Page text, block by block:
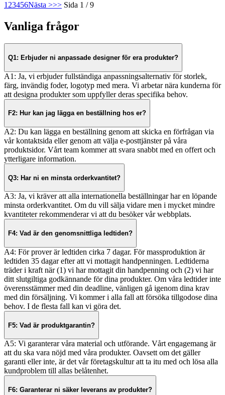
1 23456Nästa >>> Sida 1 / 9
Vanliga frågor
Q1: Erbjuder ni anpassade designer för era produkter?
A1: Ja, vi erbjuder fullständiga anpassningsalternativ för storlek,
färg, invändig foder, logotyp med mera. Vi arbetar nära kunderna för
att designa produkter som uppfyller deras specifika behov.
F2: Hur kan jag lägga en beställning hos er?
A2: Du kan lägga en beställning genom att skicka en förfrågan via
vår kontaktsida eller genom att välja e-posttjänster på våra
produktsidor. Vårt team kommer att svara snabbt med en offert och
ytterligare information.
Q3: Har ni en minsta orderkvantitet?
A3: Ja, vi kräver att alla internationella beställningar har en löpande
minsta orderkvantitet. Om du vill sälja vidare men i mycket mindre
kvantiteter rekommenderar vi att du besöker vår webbplats.
F4: Vad är den genomsnittliga ledtiden?
A4: För prover är ledtiden cirka 7 dagar. För massproduktion är
ledtiden 35 dagar efter att vi mottagit handpenningen. Ledtiderna
träder i kraft när (1) vi har mottagit din handpenning och (2) vi har
ditt slutgiltiga godkännande för dina produkter. Om våra ledtider inte
överensstämmer med din deadline, vänligen gå igenom dina krav
med din försäljning. Vi kommer i alla fall att försöka tillgodose dina
behov. I de flesta fall kan vi göra det.
F5: Vad är produktgarantin?
A5: Vi garanterar våra material och utförande. Vårt engagemang är
att du ska vara nöjd med våra produkter. Oavsett om det gäller
garanti eller inte, är det vår företagskultur att ta itu med och lösa alla
kundproblem till allas belåtenhet.
F6: Garanterar ni säker leverans av produkter?